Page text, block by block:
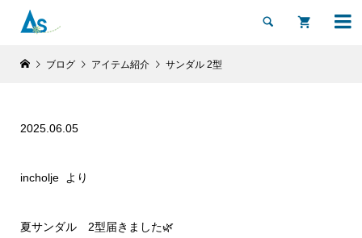
 
ブログ アイテム紹介 サンダル 2型
2025.06.05
incholje より
夏サンダル 2型届きました🌿